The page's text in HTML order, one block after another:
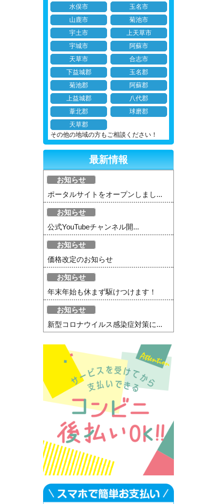
水俣市
玉名市
山鹿市
菊池市
宇土市
上天草市
宇城市
阿蘇市
天草市
合志市
下益城郡
玉名郡
菊池郡
阿蘇郡
上益城郡
八代郡
葦北郡
球磨郡
天草郡
その他の地域の方もご相談ください！
最新情報
お知らせ
ポータルサイトをオープンしまし...
お知らせ
公式YouTubeチャンネル開...
お知らせ
価格改定のお知らせ
お知らせ
年末年始も休まず駆けつけます！
お知らせ
新型コロナウイルス感染症対策に...